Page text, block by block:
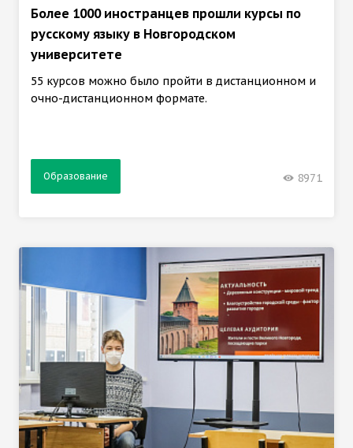
Более 1000 иностранцев прошли курсы по
русскому языку в Новгородском
университете
55 курсов можно было пройти в дистанционном и
очно-дистанционном формате.
Образование 8971